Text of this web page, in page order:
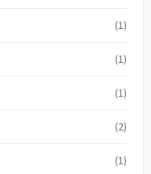
(1)
(1)
(1)
(2)
(1)